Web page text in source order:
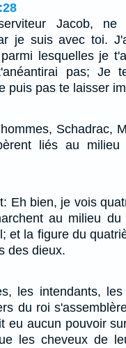
Jacob,
je suis avec toi.
lesquelles je
pas; Je
puis pas te laisser
Schadrac,
liés au
Eh bien, je vois
au milieu
et la figure du
des dieux.
les intendants,
du roi
eu aucun pouvoir
les cheveux de